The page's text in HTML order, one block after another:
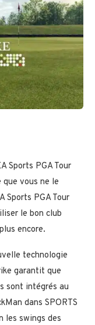
Sports PGA Tour
vous ne le
Sports PGA Tour
le bon club
encore.
technologie
garantit que
sont intégrés au
dans SPORTS
les swings des